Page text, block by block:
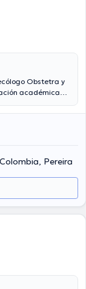
Obstetra y
académica
laboral en
Garcia
la intención de
de
Finalmente, el
Pereira